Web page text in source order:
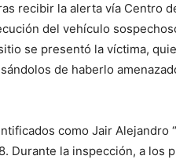
recibir la alerta vía Centro
del vehículo
se presentó la víctima,
de haberlo
como Jair Alejandro
Durante la inspección, a